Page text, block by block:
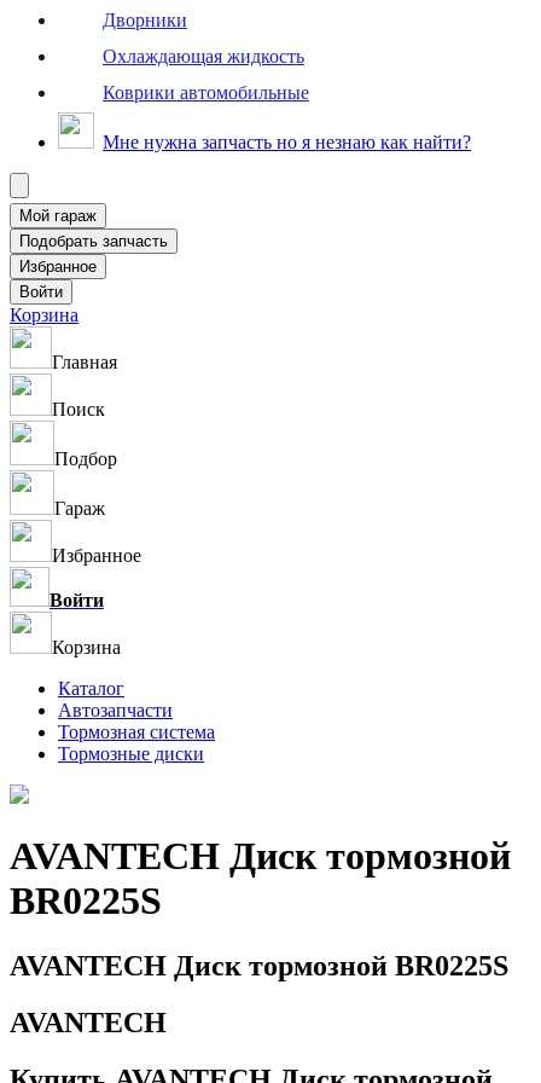
Дворники
Охлаждающая жидкость
Коврики автомобильные
Мне нужна запчасть но я незнаю как найти?
Корзина
Главная
Поиск
Подбор
Гараж
Избранное
Войти
Корзина
Каталог
Автозапчасти
Тормозная система
Тормозные диски
AVANTECH Диск тормозной
BR0225S
AVANTECH Диск тормозной BR0225S
AVANTECH